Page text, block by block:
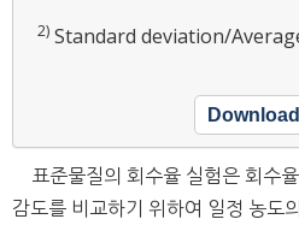
2) Standard deviation/
표준물질의 회수율 실험은 회수
감도를 비교하기 위하여 일정 농도